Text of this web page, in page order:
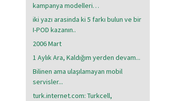
kampanya modelleri…
iki yazı arasinda ki 5 farkı bulun ve bir
I-POD kazanın..
2006 Mart
1 Aylık Ara, Kaldığım yerden devam...
Bilinen ama ulaşılamayan mobil
servisler...
turk.internet.com: Turkcell,